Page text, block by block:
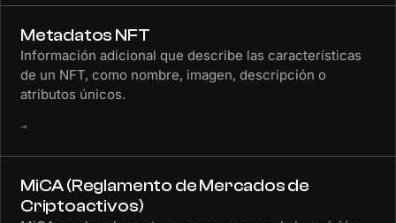
Metadatos NFT
Información adicional que describe las características
de un NFT, como nombre, imagen, descripción o
atributos únicos.
→
MiCA (Reglamento de Mercados de
Criptoactivos)